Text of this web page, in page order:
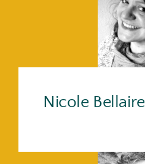
Nicole Bellaire